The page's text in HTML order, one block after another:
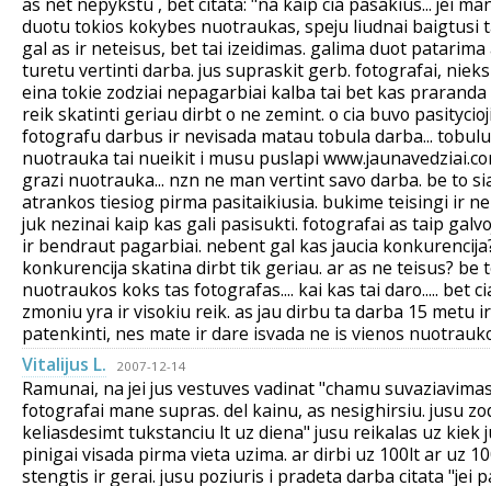
duotu tokios kokybes nuotraukas, speju liudnai baigtusi
gal as ir neteisus, bet tai izeidimas. galima duot
turetu vertinti darba. jus supraskit gerb. fotografai,
eina tokie zodziai nepagarbiai kalba tai bet kas
reik skatinti geriau dirbt o ne zemint. o cia buvo
fotografu darbus ir nevisada matau tobula darba...
nuotrauka tai nueikit i musu puslapi
grazi nuotrauka... nzn ne man vertint savo darba. be to
atrankos tiesiog pirma pasitaikiusia. bukime teisingi ir
juk nezinai kaip kas gali pasisukti. fotografai as taip
ir bendraut pagarbiai. nebent gal kas jaucia
konkurencija skatina dirbt tik geriau. ar as ne teisus? be
nuotraukos koks tas fotografas.... kai kas tai daro..... bet
zmoniu yra ir visokiu reik. as jau dirbu ta darba 15 metu
patenkinti, nes mate ir dare isvada ne is vienos
Vitalijus L.
2007-12-14
Ramunai, na jei jus vestuves vadinat "chamu
fotografai mane supras. del kainu, as nesighirsiu. jusu
keliasdesimt tukstanciu lt uz diena" jusu reikalas uz kiek
pinigai visada pirma vieta uzima. ar dirbi uz 100lt ar uz
stengtis ir gerai. jusu poziuris i pradeta darba citata "jei